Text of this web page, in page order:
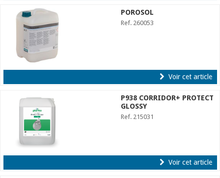
POROSOL
Ref. 260053
Voir cet article
P938 CORRIDOR+ PROTECT
GLOSSY
Ref. 215031
Voir cet article